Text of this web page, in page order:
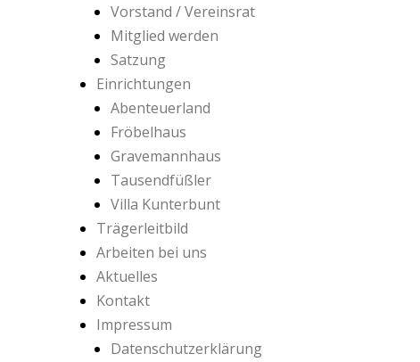
Vorstand / Vereinsrat
Mitglied werden
Satzung
Einrichtungen
Abenteuerland
Fröbelhaus
Gravemannhaus
Tausendfüßler
Villa Kunterbunt
Trägerleitbild
Arbeiten bei uns
Aktuelles
Kontakt
Impressum
Datenschutzerklärung